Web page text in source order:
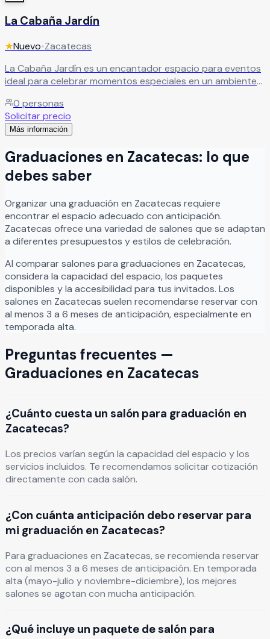
La Cabaña Jardín
★Nuevo•Zacatecas
La Cabaña Jardín es un encantador espacio para eventos
ideal para celebrar momentos especiales en un ambiente
recinto es perfecto para bodas pequeñas, cumpleaños,
bautizos, comidas familiares, aniversarios y reuniones
especiales, ofreciendo el escenario ideal para disfrutar
Cabaña Jardín cada celebración se vive en un entorno
cálido y agradable, creando momentos inolvidables
rodeados de naturaleza y excelente ambiente.
0 personas
Solicitar precio
Más información
Graduaciones en Zacatecas: lo que
debes saber
Organizaruna graduación en Zacatecas requiere
encontrar el espacio adecuado con anticipación.
Zacatecas ofrece una variedad de salones que se adaptan
a diferentes presupuestos y estilos de celebración.
Al comparar salones para graduaciones en Zacatecas,
considera la capacidad del espacio, los paquetes
disponibles y la accesibilidad para tus invitados. Los
salones en Zacatecas suelen recomendarse reservar con
al menos 3 a 6 meses de anticipación, especialmente en
temporada alta.
Preguntas frecuentes —
Graduaciones en Zacatecas
¿Cuánto cuesta un salón para graduación en
Zacatecas?
Los precios varían según la capacidad del espacio y los
servicios incluidos. Te recomendamos solicitar cotización
directamente con cada salón.
¿Con cuánta anticipación debo reservar para
mi graduación en Zacatecas?
Para graduaciones en Zacatecas, se recomienda reservar
con al menos 3 a 6 meses de anticipación. En temporada
alta (mayo-julio y noviembre-diciembre), los mejores
salones se agotan con mucha anticipación.
¿Qué incluye un paquete de salón para